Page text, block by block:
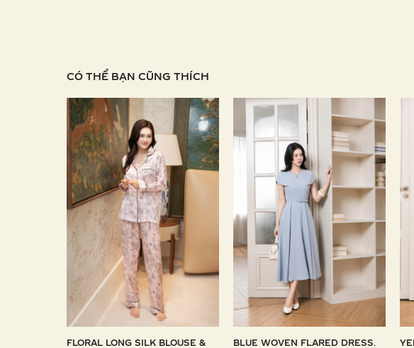
CÓ THỂ BẠN CŨNG THÍCH
FLORAL LONG SILK BLOUSE &
BLUE WOVEN FLARED DRESS.